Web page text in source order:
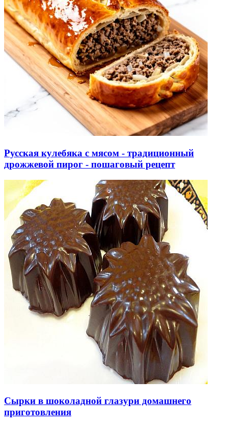
Русская кулебяка с мясом - традиционный
дрожжевой пирог - пошаговый рецепт
Сырки в шоколадной глазури домашнего
приготовления